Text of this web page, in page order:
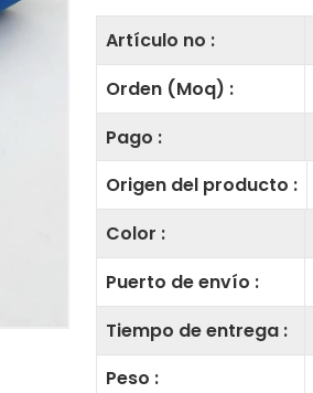
Artículo no :
Orden (Moq) :
Pago :
Origen del producto :
Color :
Puerto de envío :
Tiempo de entrega :
Peso :